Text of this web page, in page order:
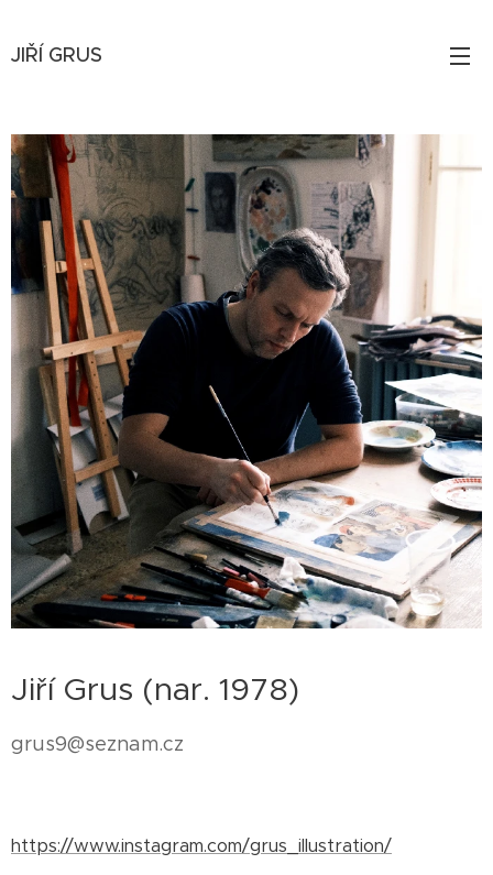
JIŘÍ GRUS
Jiří Grus (nar. 1978)
grus9@seznam.cz
https://www.instagram.com/grus_illustration/